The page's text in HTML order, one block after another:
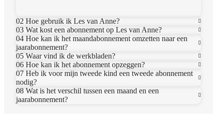
02 Hoe gebruik ik Les van Anne?
03 Wat kost een abonnement op Les van Anne?
04 Hoe kan ik het maandabonnement omzetten naar een
jaarabonnement?
05 Waar vind ik de werkbladen?
06 Hoe kan ik het abonnement opzeggen?
07 Heb ik voor mijn tweede kind een tweede abonnement
nodig?
08 Wat is het verschil tussen een maand en een
jaarabonnement?